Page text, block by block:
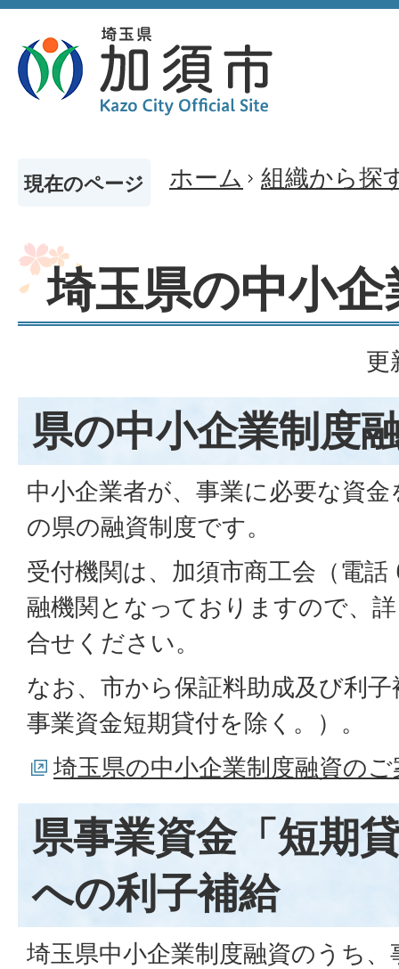
現在のページ ホーム 組織から探
埼玉県の中小
更
県の中小企業制度
中小企業者が、事業に必要な資
の県の融資制度です。
受付機関は、加須市商工会（電
融機関となっておりますので、
合せください。
なお、市から保証料助成及び利
事業資金短期貸付を除く。）。
埼玉県の中小企業制度融資のご
県事業資金「短期
への利子補給
埼玉県中小企業制度融資のうち